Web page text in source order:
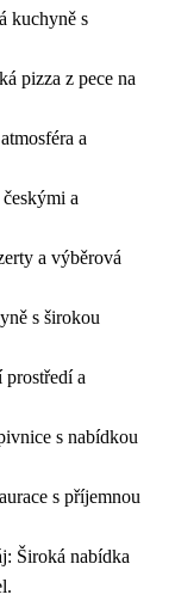
kuchyně s
pizza z pece na
a
a
a výběrová
s širokou
prostředí a
s nabídkou
s příjemnou
Široká nabídka